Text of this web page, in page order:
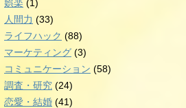
娯楽 (1)
人間力 (33)
ライフハック (88)
マーケティング (3)
コミュニケーション (58)
調査・研究 (24)
恋愛・結婚 (41)